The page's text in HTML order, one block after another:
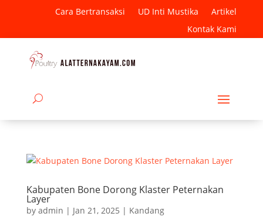
Cara Bertransaksi UD Inti Mustika
Artikel
Kontak Kami
Kabupaten Bone Dorong Klaster Peternakan
Layer
by admin | Jan 21, 2025 | Kandang